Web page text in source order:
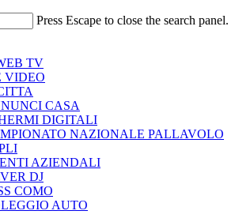
Press Escape to close the search panel.
TV
VIDEO
CASA
DIGITALI
NAZIONALE PALLAVOLO
AZIENDALI
DJ
COMO
AUTO